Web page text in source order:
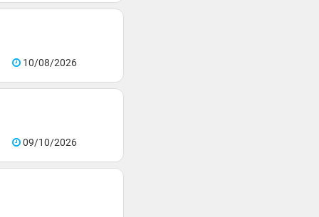
10/08/2026
09/10/2026